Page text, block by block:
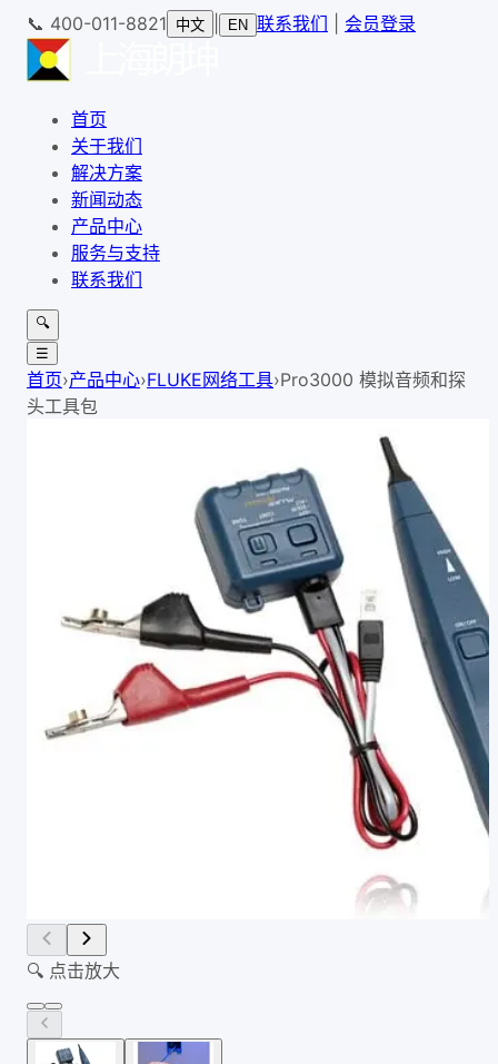
📞 400-011-8821 中文 EN 联系我们 会员登录
首页
关于我们
解决方案
新闻动态
产品中心
服务与支持
联系我们
🔍
☰
首页›产品中心›FLUKE网络工具›Pro3000 模拟音频和探
头工具包
🔍 点击放大